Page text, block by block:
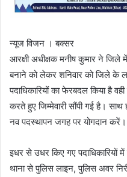
न्यूज विजन । बक्सर
आरक्षी अधीक्षक मनीष कुमार ने जिले
बनाने को लेकर शनिवार को जिले
पदाधिकारियों का फेरबदल किया है
करते हुए जिम्मेवारी सौंपी गई है।
नव पदस्थापन जगह पर योगदान करें।
इधर से उधर किए गए पदाधिकारियों में
थाना से पुलिस लाइन, पुलिस अवर